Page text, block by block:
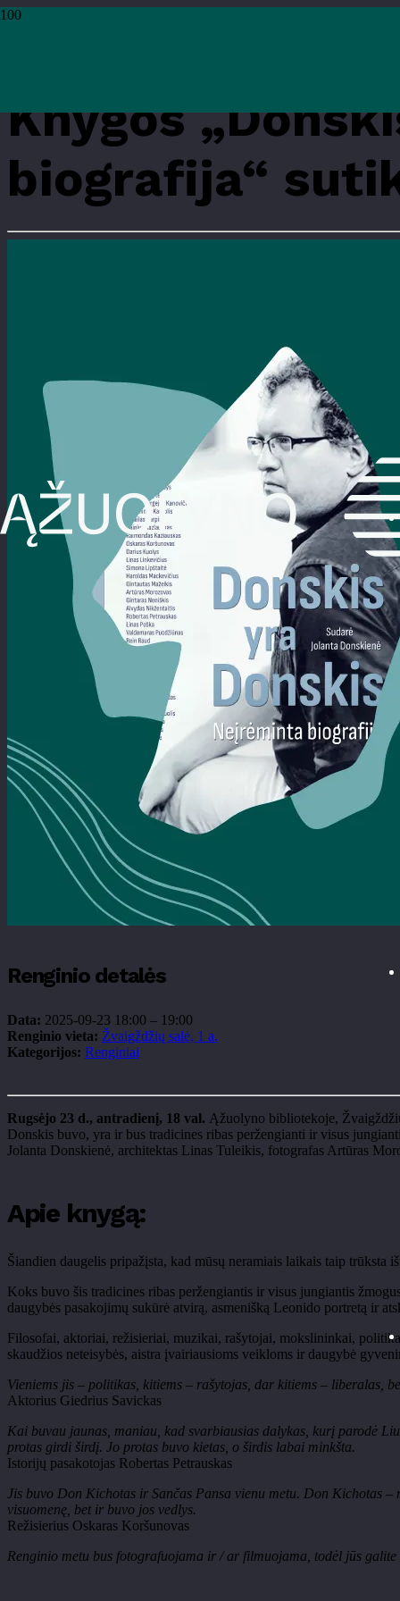
Pradžia
Knygos
biografija“
Renginio detalės
Data: 2025-09-23 18:00 – 19:00
Renginio vieta: Žvaigždžių salė, 1 a.
Kategorijos: Renginiai
Rugsėjo 23 d., antradienį, 18 val. Ąžuolyno bibliotekoje,
Donskis buvo, yra ir bus tradicines ribas peržengianti ir visus
Jolanta Donskienė, architektas Linas Tuleikis, fotografas Artūras
Apie knygą:
Šiandien daugelis pripažįsta, kad mūsų neramiais laikais taip
Koks buvo šis tradicines ribas peržengiantis ir visus jungiantis
daugybės pasakojimų sukūrė atvirą, asmenišką Leonido portretą ir
Filosofai, aktoriai, režisieriai, muzikai, rašytojai, mokslininkai,
skaudžios neteisybės, aistra įvairiausioms veikloms ir daugybė
Vieniems jis – politikas, kitiems – rašytojas, dar kitiems – liberalas,
Aktorius Giedrius Savickas
Kai buvau jaunas, maniau, kad svarbiausias dalykas, kurį parodė
protas girdi širdį. Jo protas buvo kietas, o širdis labai minkšta.
Istorijų pasakotojas Robertas Petrauskas
Jis buvo Don Kichotas ir Sančas Pansa vienu metu. Don Kichotas –
visuomenę, bet ir buvo jos vedlys.
Režisierius Oskaras Koršunovas
Renginio metu bus fotografuojama ir / ar filmuojama, todėl jūs